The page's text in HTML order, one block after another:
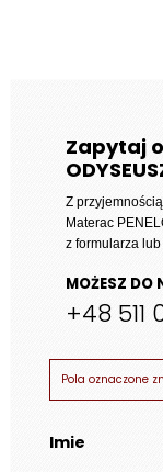
Zapytaj o
Z
Materac
z formularza
MOŻESZ DO
+48 511
Pola oznaczone
Imie